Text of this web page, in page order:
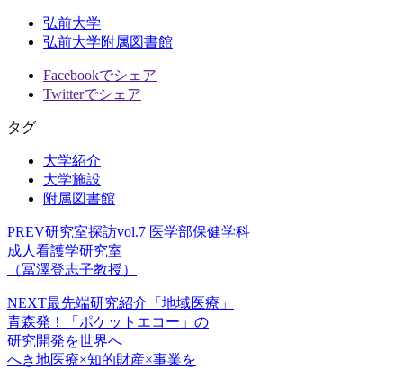
弘前大学
弘前大学附属図書館
Facebookでシェア
Twitterでシェア
タグ
大学紹介
大学施設
附属図書館
PREV研究室探訪vol.7 医学部保健学科
成人看護学研究室
（冨澤登志子教授）
NEXT最先端研究紹介「地域医療」
青森発！「ポケットエコー」の
研究開発を世界へ
へき地医療×知的財産×事業を